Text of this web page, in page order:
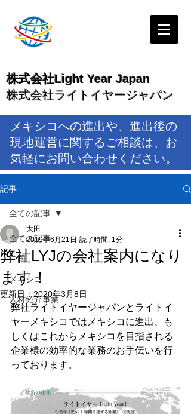
株式会社Light Year Japan
株式会社ライトイヤージャパン
メキシコへの進出や、進出後の
現地運営に関するご相談は、お
気軽にお問い合わせください。
記事
全ての記事
中国
メキシコ
人材紹介事業
全ての記事
弊社LYJの会社案内になり
ます！
太田
2019年6月21日 読了時間: 1分
更新日：2020年3月8日
弊社ライトイヤージャパンとライトイ
ヤーメキシコではメキシコに進出、も
しくはこれからメキシコを目指される
企業様の効率的な業務のお手伝いを行
っております。